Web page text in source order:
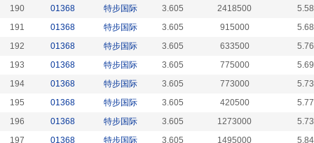
190
01368 特步国际 3.605 2418500
191
01368 特步国际 3.605 915000
192
01368 特步国际 3.605 633500
193
01368 特步国际 3.605 775000
194
01368 特步国际 3.605 773000
195
01368 特步国际 3.605 420500
196
01368 特步国际 3.605 1273000
197
01368 特步国际 3.605 1495000